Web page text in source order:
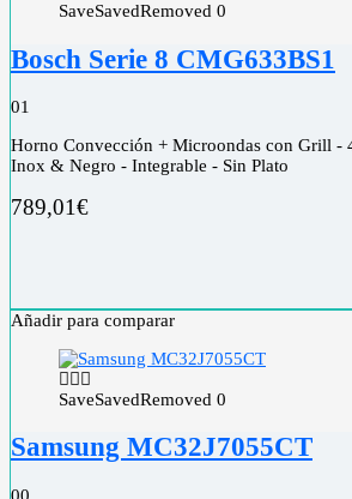
SaveSavedRemoved 0
Bosch Serie 8 CMG633BS1
01
Horno Convección + Microondas con Grill -
Inox & Negro - Integrable - Sin Plato
789,01€
Añadir para comparar
SaveSavedRemoved 0
Samsung MC32J7055CT